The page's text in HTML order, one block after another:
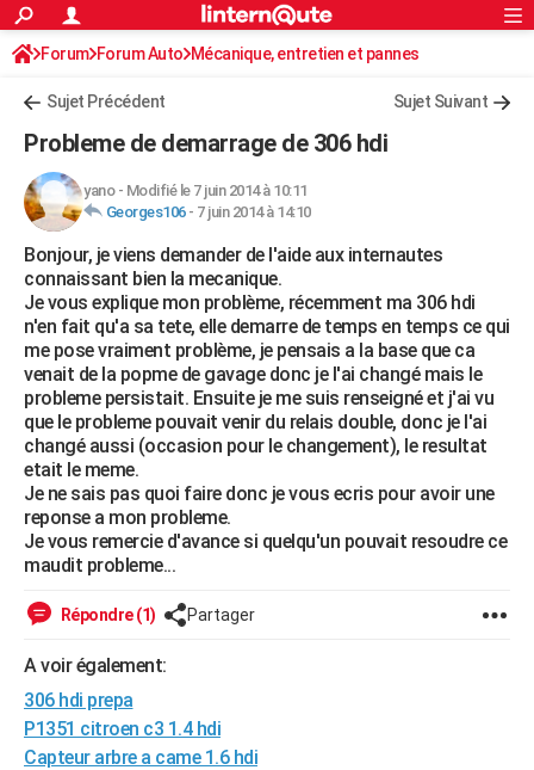
ACTUALITÉS
Politique
Société
Faits Divers
Education
Monde
Villes
+
FINANCE
Retraite
Impôts
Epargne
Immobilier
Risques naturels par ville
Banque
Assurance
Crédit
AUTO
Essais
Réserver un essai
Citadines
Berlines
SUV
Forum auto
+HIGH-TECH
Mobiles
Meilleur smartphone
Internet
Ordinateurs
Jeux vidéo
Guide high-tech
+BRICOLAGE
Forum
Aménagement intérieur
Extérieur
Cuisine
Salle de bains
Jardinage
Rangement
WEEK-END
Guides de France
Escapades
Patrimoine
Expositions
Musées
Week-end nature
+LIFESTYLE
Art de vivre
Bien-être
Loisirs
ModeModes de vie
SANTE
Alimentation
Guide de la santé
Maladies
Médicaments
Sommeil
VOYAGE
Destinations
City break
Voyage nature
Voyage de noces
Forum
Climat
+PHOTO
GUIDES D'ACHAT
BONS PLANS
CARTE DE VOEUX
Carte de Noël
Carte Bonne année
Carte Saint-Valentin
Carte Pâques
Carte d'anniversaire
DICTIONNAIRE
Rechercher
S'inscrire
Connexion
Forum Forum Auto Mécanique, entretien et pannes
Sujet Précédent Sujet Suivant
Probleme de demarrage de 306 hdi
yano- Modifié le 7 juin 2014 à 10:11
Georges106- 7 juin 2014 à 14:10
Bonjour, je viens demander de l'aide aux internautes
connaissant bien la mecanique.
Je vous explique mon problème, récemment ma 306 hdi
n'en fait qu'a sa tete, elle demarre de temps en temps ce qui
me pose vraiment problème, je pensais a la base que ca
venait de la popme de gavage donc je l'ai changé mais le
probleme persistait. Ensuite je me suis renseigné et j'ai vu
que le probleme pouvait venir du relais double, donc je l'ai
changé aussi (occasion pour le changement), le resultat
etait le meme.
Je ne sais pas quoi faire donc je vous ecris pour avoir une
reponse a mon probleme.
Je vous remercie d'avance si quelqu'un pouvait resoudre ce
maudit probleme...
Répondre (1) Partager
A voir également:
306 hdi prepa
P1351 citroen c3 1.4 hdi
Capteur arbre a came 1.6 hdi